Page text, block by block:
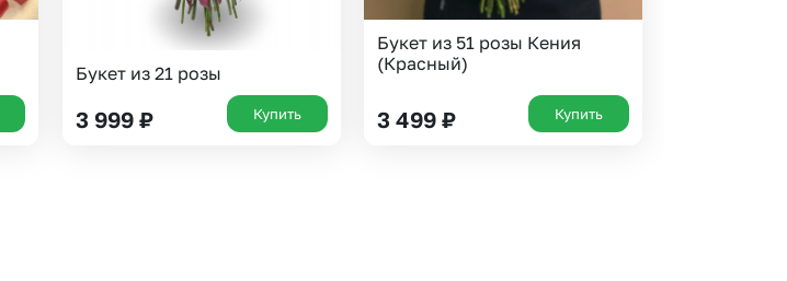
Букет из 21 розы
3 999 ₽ Купить
Букет из 51 розы Кения
(Красный)
3 499 ₽ Купить